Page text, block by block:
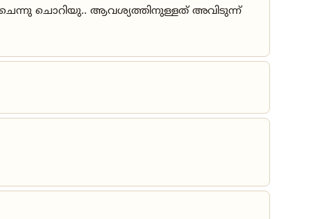
ചെന്നു ചൊറിയു.. ആവശ്യത്തിനുള്ളത് അവിടുന്ന്